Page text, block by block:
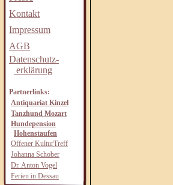
Kontakt
Impressum
AGB
Datenschutz-
erklärung
Partnerlinks:
Antiquariat Kinzel
Tanzhund Mozart
Hundepension
Hohenstaufen
Offener KulturTreff
Johanna Schober
Dr. Anton Vogel
Ferien in Dessau